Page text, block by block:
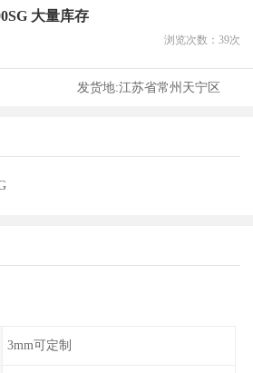
大量库存
浏览次数： 39次
发货地:江苏省常州天宁区
3mm可定制